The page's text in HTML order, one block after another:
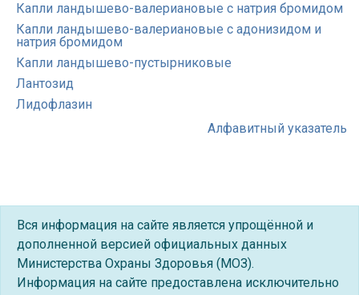
Капли ландышево-валериановые с натрия бромидом
Капли ландышево-валериановые с адонизидом и
натрия бромидом
Капли ландышево-пустырниковые
Лантозид
Лидофлазин
Алфавитный указатель
Вся информация на сайте является упрощённой и
дополненной версией официальных данных
Министерства Охраны Здоровья (МОЗ).
Информация на сайте предоставлена исключительно